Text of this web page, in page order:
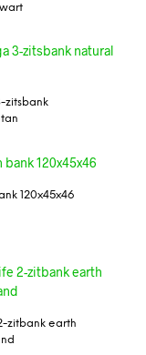
zitsbank
120x45x46
zitbank earth